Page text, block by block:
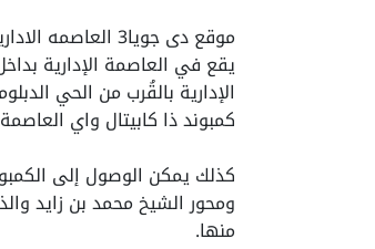
موقع دى جويا3 العاصمه الاداريه :
الإدارية بالقُرب من الحي
كمبوند ذا كابيتال واي
كذلك يمكن الوصول إلى
ومحور الشيخ محمد بن زايد
منها.